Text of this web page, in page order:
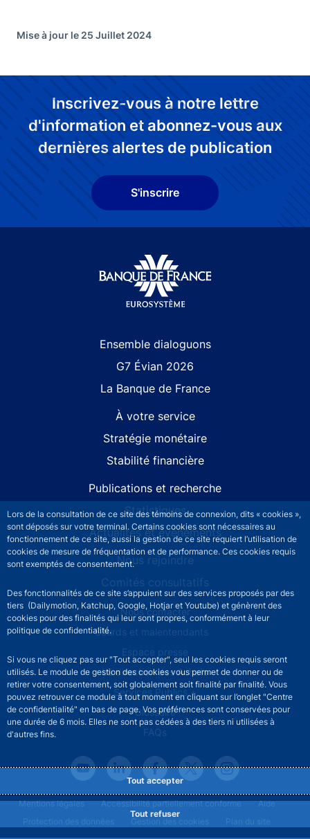
Lors de la consultation de ce site des témoins de connexion, dits « cookies »,
sont déposés sur votre terminal. Certains cookies sont nécessaires au
fonctionnement de ce site, aussi la gestion de ce site requiert l’utilisation de
cookies de mesure de fréquentation et de performance. Ces cookies requis
sont exemptés de consentement.
Des fonctionnalités de ce site s’appuient sur des services proposés par des
tiers (Dailymotion, Katchup, Google, Hotjar et Youtube) et génèrent des
cookies pour des finalités qui leur sont propres, conformément à leur
politique de confidentialité.
Si vous ne cliquez pas sur "Tout accepter", seul les cookies requis seront
utilisés. Le module de gestion des cookies vous permet de donner ou de
retirer votre consentement, soit globalement soit finalité par finalité. Vous
pouvez retrouver ce module à tout moment en cliquant sur l’onglet "Centre
de confidentialité" en bas de page. Vos préférences sont conservées pour
une durée de 6 mois. Elles ne sont pas cédées à des tiers ni utilisées à
d'autres fins.
Tout accepter
Tout refuser
Mise à jour le 25 Juillet 2024
Inscrivez-vous à notre lettre
d'information et abonnez-vous aux
dernières alertes de publication
S'inscrire
Ensemble dialoguons
G7 Évian 2026
La Banque de France
À votre service
Stratégie monétaire
Stabilité financière
Publications et recherche
Statistiques
Actualités et événements
Nous rejoindre
Comités consultatifs
Footer secondary menuNous contacter
Sourds et malentendants
Espace presse
La direction des Achats
Services Publics +
Glossaire
FAQs
Footer legal notice menu
Mentions légales Accessibilité partiellement conforme
Aide
Protection des données
Gestion des cookies Plan du site